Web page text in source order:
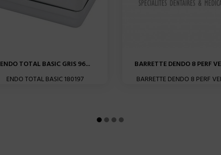
ENDO TOTAL BASIC GRIS 96...
ENDO TOTAL BASIC 180197
BARRETTE DENDO 8 PERF
BARRETTE DENDO 8 PERF